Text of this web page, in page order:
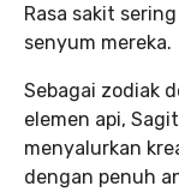
Rasa sakit
senyum mereka.
Sebagai zodiak
elemen api,
menyalurkan
dengan penuh